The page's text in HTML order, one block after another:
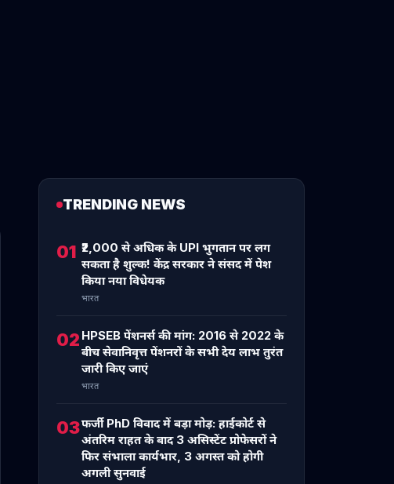
TRENDING NEWS
01 ₹2,000 से अधिक के UPI भुगतान पर लग
सकता है शुल्क! केंद्र सरकार ने संसद में पेश
किया नया विधेयक
भारत
02 HPSEB पेंशनर्स की मांग: 2016 से 2022 के
बीच सेवानिवृत्त पेंशनरों के सभी देय लाभ तुरंत
जारी किए जाएं
भारत
03फर्जी PhD विवाद में बड़ा मोड़: हाईकोर्ट से
अंतरिम राहत के बाद 3 असिस्टेंट प्रोफेसरों ने
फिर संभाला कार्यभार, 3 अगस्त को होगी
अगली सुनवाई